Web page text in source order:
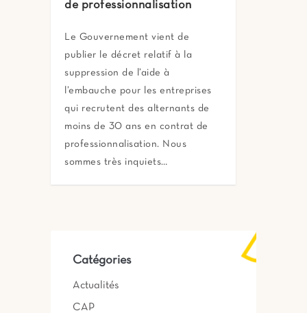
de professionnalisation
Le Gouvernement vient de
publier le décret relatif à la
suppression de l’aide à
l’embauche pour les entreprises
qui recrutent des alternants de
moins de 30 ans en contrat de
professionnalisation. Nous
sommes très inquiets…
Catégories
Actualités
CAP